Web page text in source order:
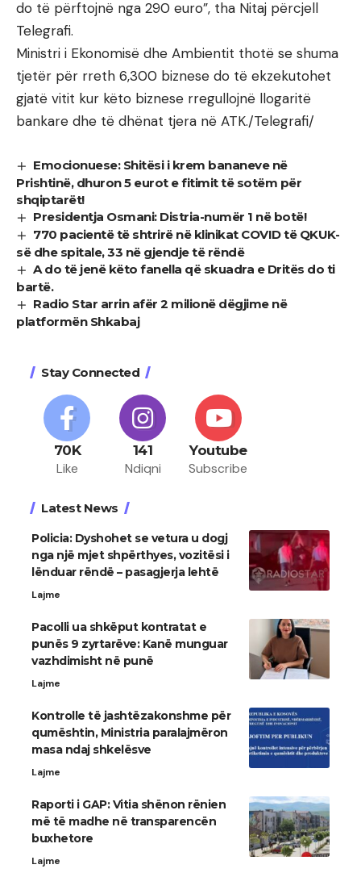
do të përftojnë nga 290 euro”, tha Nitaj përcjell
Telegrafi.
Ministri i Ekonomisë dhe Ambientit thotë se shuma
tjetër për rreth 6,300 biznese do të ekzekutohet
gjatë vitit kur këto biznese rregullojnë llogaritë
bankare dhe të dhënat tjera në ATK./Telegrafi/
Emocionuese: Shitësi i krem bananeve në
Prishtinë, dhuron 5 eurot e fitimit të sotëm për
shqiptarët!
Presidentja Osmani: Distria-numër 1 në botë!
770 pacientë të shtrirë në klinikat COVID të QKUK-
së dhe spitale, 33 në gjendje të rëndë
A do të jenë këto fanella që skuadra e Dritës do ti
bartë.
Radio Star arrin afër 2 milionë dëgjime në
platformën Shkabaj
Stay Connected
70K
Like
141
Ndiqni
Youtube
Subscribe
Latest News
Policia: Dyshohet se vetura u dogj
nga një mjet shpërthyes, vozitësi i
lënduar rëndë – pasagjerja lehtë
Lajme
Pacolli ua shkëput kontratat e
punës 9 zyrtarëve: Kanë munguar
vazhdimisht në punë
Lajme
Kontrolle të jashtëzakonshme për
qumështin, Ministria paralajmëron
masa ndaj shkelësve
Lajme
Raporti i GAP: Vitia shënon rënien
më të madhe në transparencën
buxhetore
Lajme